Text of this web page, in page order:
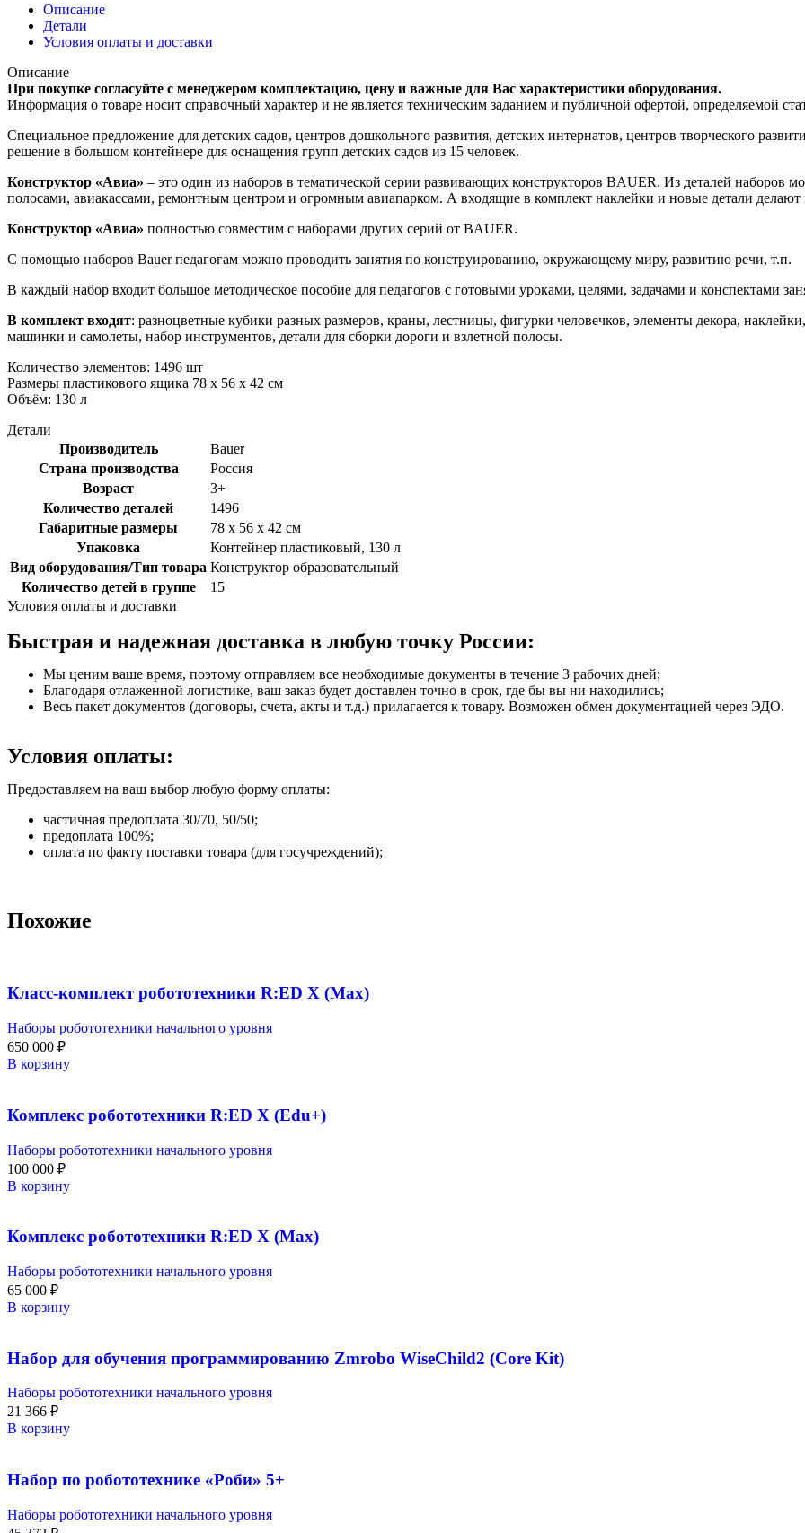
Описание
Детали
Условия оплаты и доставки
Описание
При покупке согласуйте с менеджером комплектацию, цену и важные для Вас характеристики оборудования.
Информация о товаре носит справочный характер и не является техническим заданием и публичной офертой, определяемой
Специальное предложение для детских садов, центров дошкольного развития, детских интернатов, центров творческого
решение в большом контейнере для оснащения групп детских садов из 15 человек.
Конструктор «Авиа» – это один из наборов в тематической серии развивающих конструкторов BAUER. Из деталей наборов
полосами, авиакассами, ремонтным центром и огромным авиапарком. А входящие в комплект наклейки и новые детали делают
Конструктор «Авиа» полностью совместим с наборами других серий от BAUER.
С помощью наборов Bauer педагогам можно проводить занятия по конструированию, окружающему миру, развитию речи, т.п.
В каждый набор входит большое методическое пособие для педагогов с готовыми уроками, целями, задачами и конспектами
В комплект входят: разноцветные кубики разных размеров, краны, лестницы, фигурки человечков, элементы декора,
машинки и самолеты, набор инструментов, детали для сборки дороги и взлетной полосы.
Количество элементов: 1496 шт
Размеры пластикового ящика 78 х 56 х 42 см
Объём: 130 л
Детали
Производитель
Bauer
Страна производства
Россия
Возраст
3+
Количество деталей
1496
Габаритные размеры
78 x 56 x 42 см
Упаковка
Контейнер пластиковый, 130 л
Вид оборудования/Тип товара Конструктор образовательный
Количество детей в группе
15
Условия оплаты и доставки
Быстрая и надежная доставка в любую точку России:
Мы ценим ваше время, поэтому отправляем все необходимые документы в течение 3 рабочих дней;
Благодаря отлаженной логистике, ваш заказ будет доставлен точно в срок, где бы вы ни находились;
Весь пакет документов (договоры, счета, акты и т.д.) прилагается к товару. Возможен обмен документацией через ЭДО.
Условия оплаты:
Предоставляем на ваш выбор любую форму оплаты:
частичная предоплата 30/70, 50/50;
предоплата 100%;
оплата по факту поставки товара (для госучреждений);
Похожие
Класс-комплект робототехники R:ED X (Max)
Наборы робототехники начального уровня
650 000 ₽
В корзину
Комплекс робототехники R:ED X (Edu+)
Наборы робототехники начального уровня
100 000 ₽
В корзину
Комплекс робототехники R:ED X (Max)
Наборы робототехники начального уровня
65 000 ₽
В корзину
Набор для обучения программированию Zmrobo WiseChild2 (Core Kit)
Наборы робототехники начального уровня
21 366 ₽
В корзину
Набор по робототехнике «Роби» 5+
Наборы робототехники начального уровня